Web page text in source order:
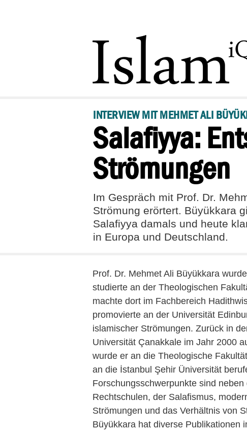
INTERVIEW MIT MEHMET ALI
Salafiyya:
Strömungen
Im Gespräch mit Prof. Dr.
Strömung erörtert. Büyükkara
Salafiyya damals und heute
in Europa und Deutschland.
Prof. Dr. Mehmet Ali Büyükkara
studierte an der Theologischen
machte dort im Fachbereich
promovierte an der Universität
islamischer Strömungen. Zurück in
Universität Çanakkale im Jahr 2000
wurde er an die Theologische
an die İstanbul Şehir Üniversität
Forschungsschwerpunkte sind
Rechtschulen, der Salafismus,
Strömungen und das Verhältnis von
Büyükkara hat diverse Publikationen